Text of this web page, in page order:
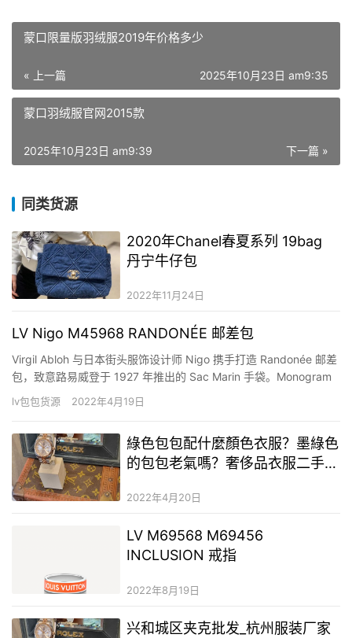
蒙口限量版羽绒服2019年价格多少
« 上一篇 2025年10月23日 am9:35
蒙口羽绒服官网2015款
下一篇 »
2025年10月23日 am9:39
同类货源
2020年Chanel春夏系列 19bag
丹宁牛仔包
2022年11月24日
LV Nigo M45968 RANDONÉE 邮差包
Virgil Abloh 与日本街头服饰设计师 Nigo 携手打造 Randonée 邮差
包，致意路易威登于 1927 年推出的 Sac Marin 手袋。Monogram
Stripes Brown 帆布解构经典 Monogram 元素，以双重层次呈现 lv
字母和 Monogram 花卉。 详细…
lv包包货源 2022年4月19日
綠色包包配什麼顏色衣服？墨綠色
的包包老氣嗎？奢侈品衣服二手奢
2022年4月20日
LV M69568 M69456
INCLUSION 戒指
2022年8月19日
兴和城区夹克批发_杭州服装厂家